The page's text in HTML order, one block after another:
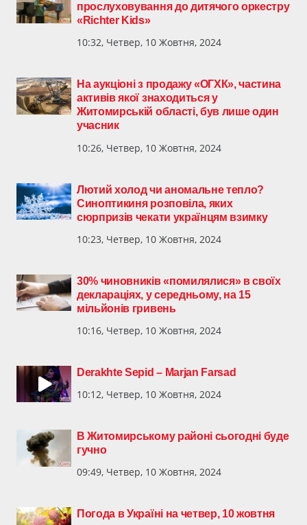
прослуховування до дитячого оркестру
«Richter Kids»
10:32, Четвер, 10 Жовтня, 2024
На аукціоні з продажу «ОГХК», частина
активів якої знаходиться у
Житомирській області, був лише один
учасник
10:26, Четвер, 10 Жовтня, 2024
Лютий холод чи аномальне тепло?
Синоптикиня розповіла, яких
сюрпризів чекати українцям взимку
10:23, Четвер, 10 Жовтня, 2024
30% чиновників «помилялися» в своїх
деклараціях, у середньому, на 15
мільйонів гривень
10:16, Четвер, 10 Жовтня, 2024
Derakhte Sepid – Marjan Farsad
10:12, Четвер, 10 Жовтня, 2024
В Житомирському районі сьогодні буде
гучно
09:49, Четвер, 10 Жовтня, 2024
Погода в Україні на четвер, 10 жовтня